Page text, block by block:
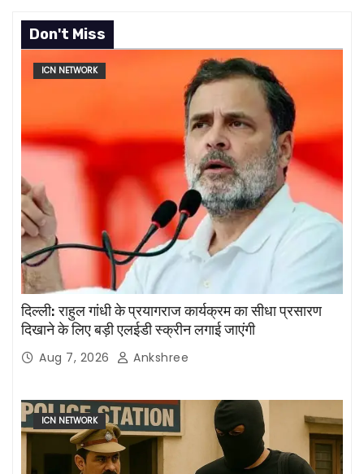
Don't Miss
ICN NETWORK
दिल्ली: राहुल गांधी के प्रयागराज कार्यक्रम का सीधा प्रसारण
दिखाने के लिए बड़ी एलईडी स्क्रीन लगाई जाएंगी
Aug 7, 2026 Ankshree
ICN NETWORK